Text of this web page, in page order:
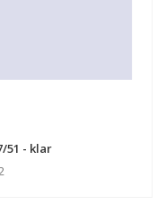
51 - klar